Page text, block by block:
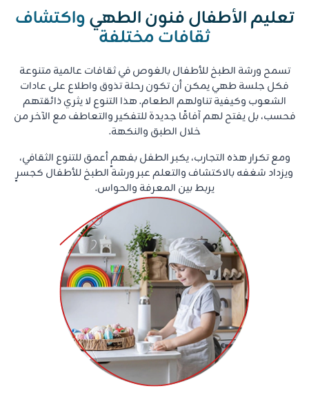
تعليم الأطفال فنون الطهيواكتشاف
ثقافات مختلفة
تسمح ورشة الطبخ للأطفال بالغوص في ثقافات عالمية متنوعة
فكل جلسة طهي يمكن أن تكون رحلة تذوق واطلاع على عادات
الشعوب وكيفية تناولهم الطعام. هذا التنوع لا يثري ذائقتهم
فحسب، بل يفتح لهم آفاقًا جديدة للتفكير والتعاطف مع الآخر من
خلال الطبق والنكهة.
ومع تكرار هذه التجارب، يكبر الطفل بفهمٍ أعمق للتنوع الثقافي،
ويزداد شغفه بالاكتشاف والتعلم عبر ورشة الطبخ للأطفال كجسرٍ
يربط بين المعرفة والحواس.